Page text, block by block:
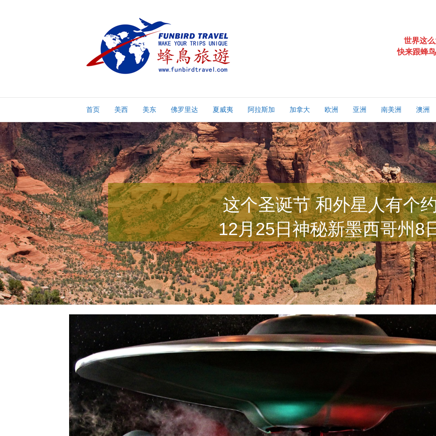
世界这
快来跟蜂
首页 美西 美东 佛罗里达 夏威夷 阿拉斯加 加拿大 欧洲 亚洲 南美洲 澳洲
这个圣诞节 和外星人有个
12月25日神秘新墨西哥州8